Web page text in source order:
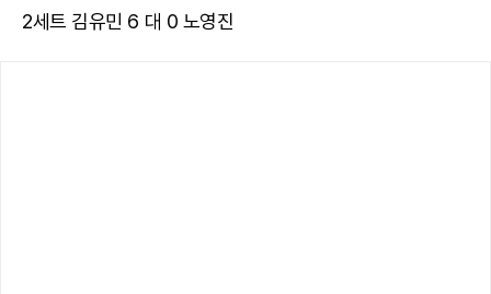
2세트 김유민 6 대 0 노영진